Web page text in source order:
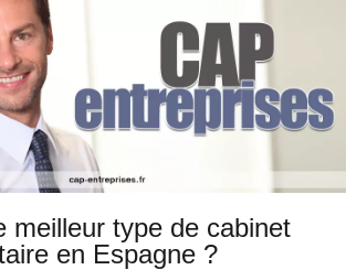
meilleur type de cabinet
en Espagne ?